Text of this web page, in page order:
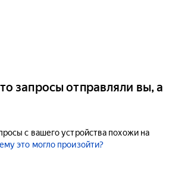
запросы отправляли вы, а
с вашего устройства похожи на
это могло произойти?